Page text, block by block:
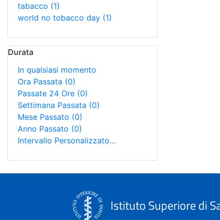
tabacco (1)
world no tobacco day (1)
Durata
In qualsiasi momento
Ora Passata (0)
Passate 24 Ore (0)
Settimana Passata (0)
Mese Passato (0)
Anno Passato (0)
Intervallo Personalizzato…
Istituto Superiore di